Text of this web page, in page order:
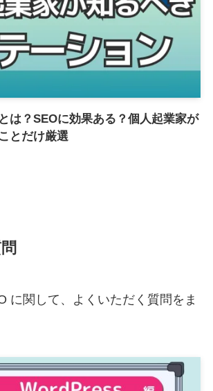
は？SEOに効果ある？個人起業家が
とだけ厳選
に関して、よくいただく質問をま